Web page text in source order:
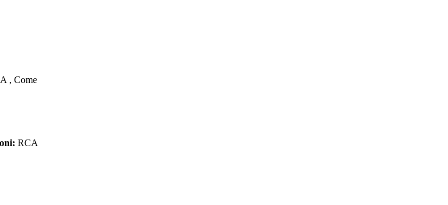
, Come
RCA